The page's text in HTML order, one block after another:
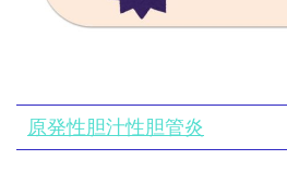
原発性胆汁性胆管炎